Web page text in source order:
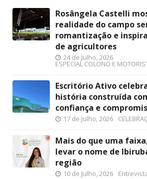
Rosângela Castelli
realidade do campo
romantização e
de agricultores
24 de Julho, 2026
ESPECIAL COLONO E
Escritório Ativo
história construída
confiança e
17 de Julho, 2026
Mais do que uma
levar o nome de
região
10 de Julho, 2026